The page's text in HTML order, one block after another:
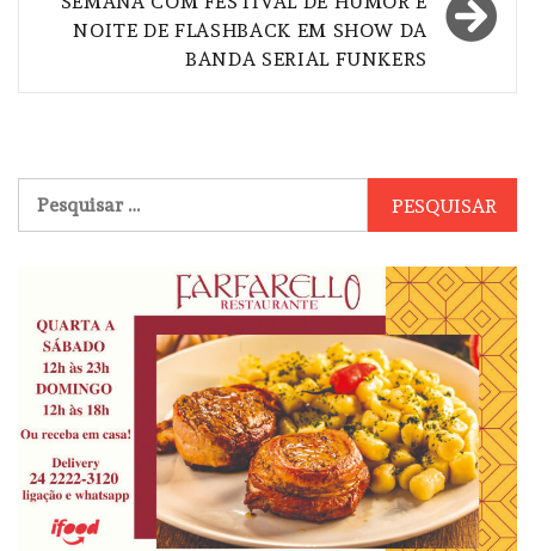
NOITE DE FLASHBACK EM SHOW DA
BANDA SERIAL FUNKERS